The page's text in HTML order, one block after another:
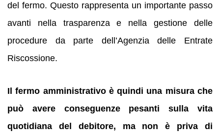
del fermo. Questo rappresenta un importante passo
avanti nella trasparenza e nella gestione delle
procedure da parte dell’Agenzia delle Entrate
Riscossione.
Il fermo amministrativo è quindi una misura che
può avere conseguenze pesanti sulla vita
quotidiana del debitore, ma non è priva di